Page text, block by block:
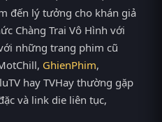
đến lý tưởng cho khán giả
Chàng Trai Vô Hình với
những trang phim cũ
GhienPhim,
hay TVHay thường gặp
và link die liên tục,